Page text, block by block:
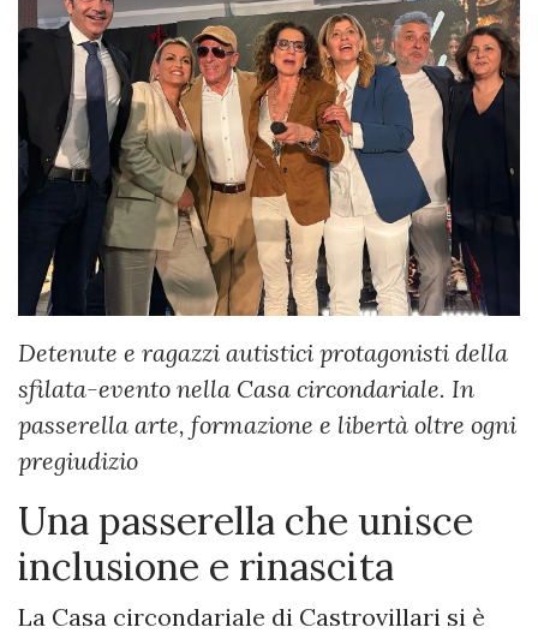
Detenute e ragazzi autistici protagonisti della
sfilata-evento nella Casa circondariale. In
passerella arte, formazione e libertà oltre ogni
pregiudizio
Una passerella che unisce
inclusione e rinascita
La Casa circondariale di Castrovillari si è